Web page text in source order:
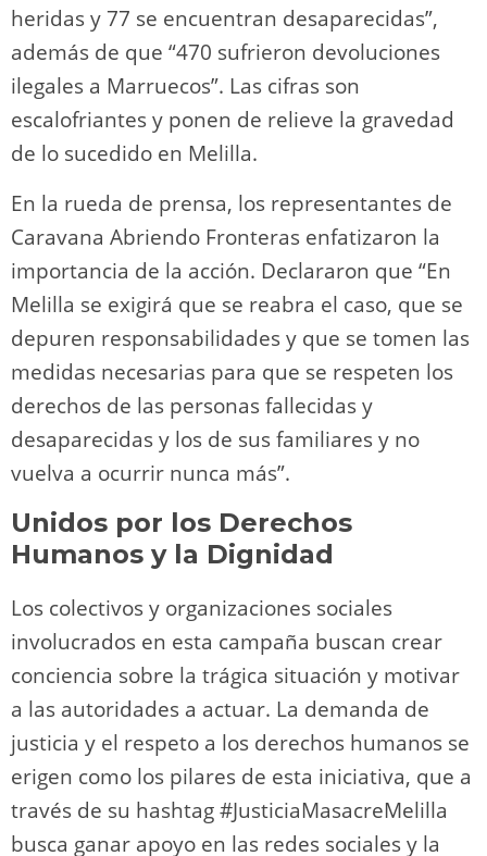
heridas y 77 se encuentran desaparecidas”,
además de que “470 sufrieron devoluciones
ilegales a Marruecos”. Las cifras son
escalofriantes y ponen de relieve la gravedad
de lo sucedido en Melilla.
En la rueda de prensa, los representantes de
Caravana Abriendo Fronteras enfatizaron la
importancia de la acción. Declararon que “En
Melilla se exigirá que se reabra el caso, que se
depuren responsabilidades y que se tomen las
medidas necesarias para que se respeten los
derechos de las personas fallecidas y
desaparecidas y los de sus familiares y no
vuelva a ocurrir nunca más”.
Unidos por los Derechos
Humanos y la Dignidad
Los colectivos y organizaciones sociales
involucrados en esta campaña buscan crear
conciencia sobre la trágica situación y motivar
a las autoridades a actuar. La demanda de
justicia y el respeto a los derechos humanos se
erigen como los pilares de esta iniciativa, que a
través de su hashtag #JusticiaMasacreMelilla
busca ganar apoyo en las redes sociales y la